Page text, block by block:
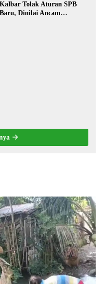
Kalbar Tolak Aturan SPB
Baru, Dinilai Ancam